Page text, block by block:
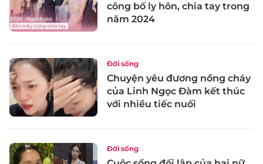
công bố ly hôn, chia tay trong
năm 2024
Đời sống
Chuyện yêu đương nồng cháy
của Linh Ngọc Đàm kết thúc
với nhiều tiếc nuối
Đời sống